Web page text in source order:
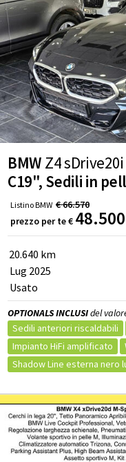
BMW Z4
prezzo per te€ 48.500
ListinoBMW €66.570
20.640 km
Lug 2025
Usato
OPTIONALS INCLUSIdel
Sedili anteriori riscaldabili
Impianto HiFi amplificato
Shadow Line esterna nero
Chiusura centralizzata
Immobilizzatore